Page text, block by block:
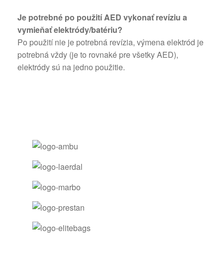
Je potrebné po použití AED vykonať revíziu a
vymieňať elektródy/batériu?
Po použití nie je potrebná revízia, výmena elektród je
potrebná vždy (je to rovnaké pre všetky AED),
elektródy sú na jedno použitie.